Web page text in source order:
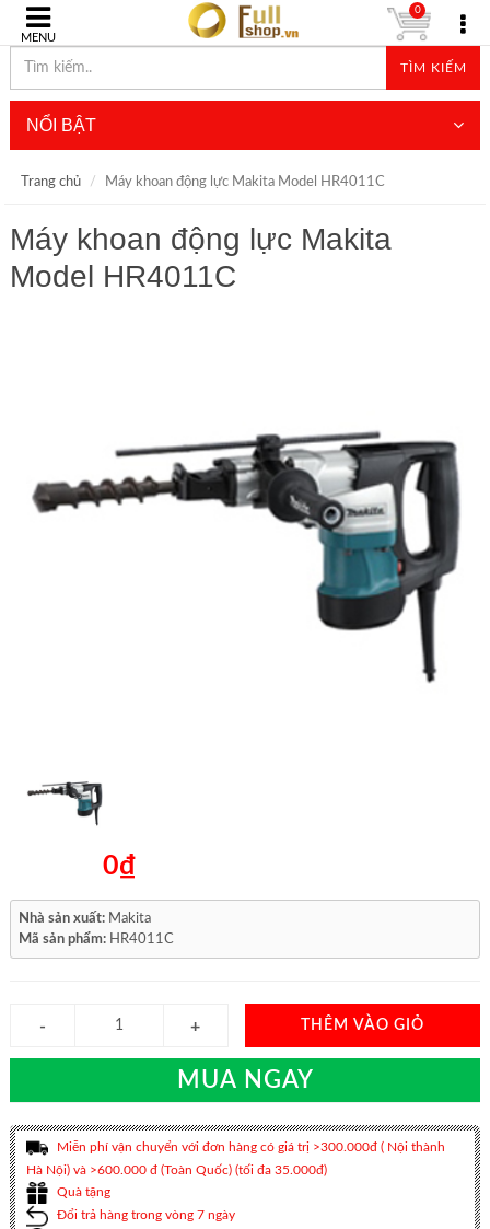
MENU
TÌM KIẾM
0
NỔI BẬT
Trang chủ Máy khoan động lực Makita Model HR4011C
Máy khoan động lực Makita
Model HR4011C
0₫
Nhà sản xuất: Makita
Mã sản phẩm: HR4011C
THÊM VÀO GIỎ
MUA NGAY
Miễn phí vận chuyển với đơn hàng có giá trị >300.000đ ( Nội thành
Hà Nội) và >600.000 đ (Toàn Quốc) (tối đa 35.000đ)
Quà tặng
Đổi trả hàng trong vòng 7 ngày